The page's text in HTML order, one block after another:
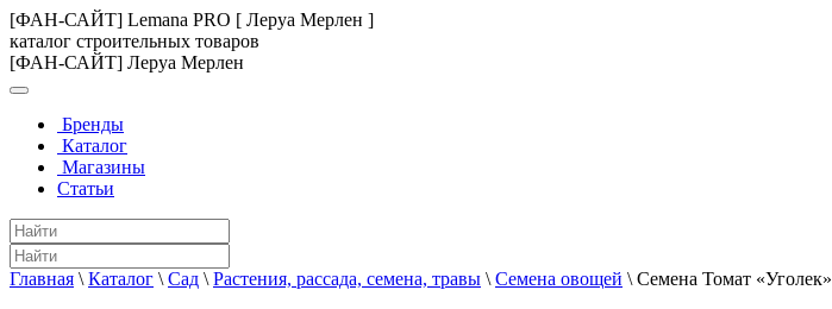
[ФАН-САЙТ] Lemana PRO [ Леруа Мерлен ]
каталог строительных товаров
[ФАН-САЙТ] Леруа Мерлен
Бренды
Каталог
Магазины
Статьи
Главная \ Каталог \ Сад \ Растения, рассада, семена, травы \ Семена овощей \ Семена Томат «Уголек»